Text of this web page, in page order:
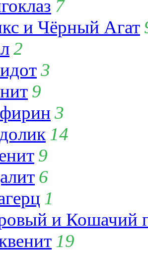
7
и Чёрный Агат
2
3
9
3
14
9
6
1
и Кошачий
19